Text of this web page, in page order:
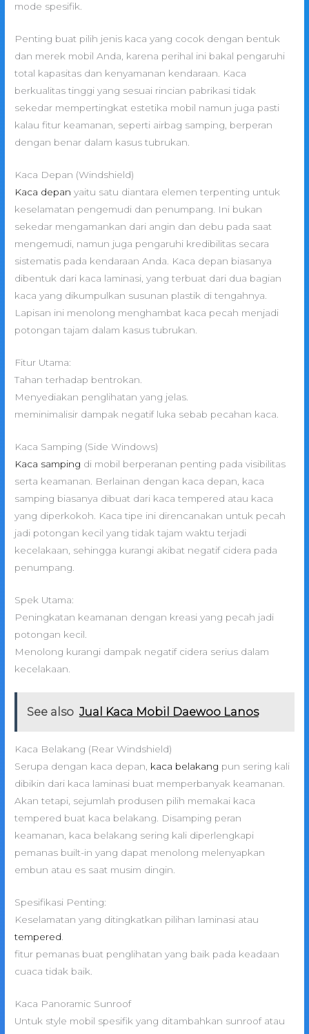
mode spesifik.
Penting buat pilih jenis kaca yang cocok dengan bentuk
dan merek mobil Anda, karena perihal ini bakal pengaruhi
total kapasitas dan kenyamanan kendaraan. Kaca
berkualitas tinggi yang sesuai rincian pabrikasi tidak
sekedar mempertingkat estetika mobil namun juga pasti
kalau fitur keamanan, seperti airbag samping, berperan
dengan benar dalam kasus tubrukan.
Kaca Depan (Windshield)
Kaca depan yaitu satu diantara elemen terpenting untuk
keselamatan pengemudi dan penumpang. Ini bukan
sekedar mengamankan dari angin dan debu pada saat
mengemudi, namun juga pengaruhi kredibilitas secara
sistematis pada kendaraan Anda. Kaca depan biasanya
dibentuk dari kaca laminasi, yang terbuat dari dua bagian
kaca yang dikumpulkan susunan plastik di tengahnya.
Lapisan ini menolong menghambat kaca pecah menjadi
potongan tajam dalam kasus tubrukan.
Fitur Utama:
Tahan terhadap bentrokan.
Menyediakan penglihatan yang jelas.
meminimalisir dampak negatif luka sebab pecahan kaca.
Kaca Samping (Side Windows)
Kaca samping di mobil berperanan penting pada visibilitas
serta keamanan. Berlainan dengan kaca depan, kaca
samping biasanya dibuat dari kaca tempered atau kaca
yang diperkokoh. Kaca tipe ini direncanakan untuk pecah
jadi potongan kecil yang tidak tajam waktu terjadi
kecelakaan, sehingga kurangi akibat negatif cidera pada
penumpang.
Spek Utama:
Peningkatan keamanan dengan kreasi yang pecah jadi
potongan kecil.
Menolong kurangi dampak negatif cidera serius dalam
kecelakaan.
See also Jual Kaca Mobil Daewoo Lanos
Kaca Belakang (Rear Windshield)
Serupa dengan kaca depan, kaca belakang pun sering kali
dibikin dari kaca laminasi buat memperbanyak keamanan.
Akan tetapi, sejumlah produsen pilih memakai kaca
tempered buat kaca belakang. Disamping peran
keamanan, kaca belakang sering kali diperlengkapi
pemanas built-in yang dapat menolong melenyapkan
embun atau es saat musim dingin.
Spesifikasi Penting:
Keselamatan yang ditingkatkan pilihan laminasi atau
tempered.
fitur pemanas buat penglihatan yang baik pada keadaan
cuaca tidak baik.
Kaca Panoramic Sunroof
Untuk style mobil spesifik yang ditambahkan sunroof atau